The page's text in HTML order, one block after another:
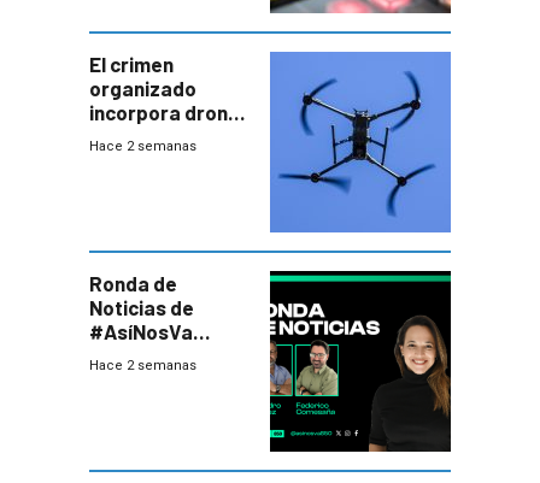
El crimen
organizado
incorpora drones
y abre un nuevo
Hace 2 semanas
Ronda de
Noticias de
#AsíNosVa
(20/7/26)
Hace 2 semanas